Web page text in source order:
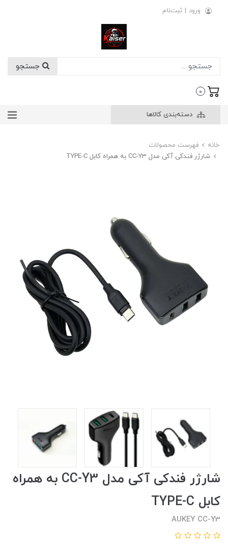
ورود | ثبت‌نام
0
دسته‌بندی کالاها
خانه
فهرست محصولات
شارژر فندکی آکی مدل CC-Y3 به همراه کابل TYPE-C
شارژر فندکی آکی مدل CC-Y3 به همراه
کابل TYPE-C
AUKEY CC-Y3